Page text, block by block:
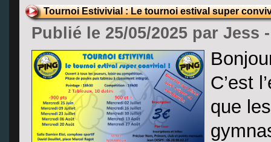
Tournoi Estivivial : Le tournoi estival super
Publié le 25/05/2025 par Jess
C’est
que